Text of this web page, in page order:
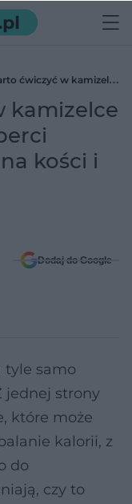
ćwiczyć w kamizelce
kości i wagę
kamizelce
kości i
Dodaj do Google
tyle samo
jednej strony
które może
kalorii, z
do
czy to